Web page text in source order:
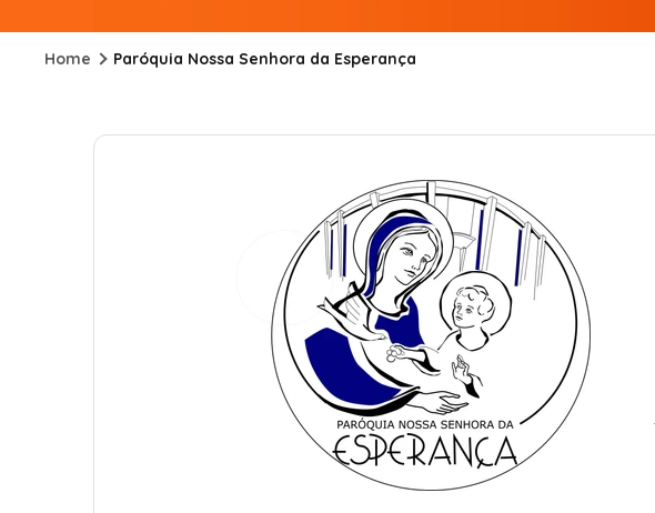
Home Paróquia Nossa Senhora da Esperança